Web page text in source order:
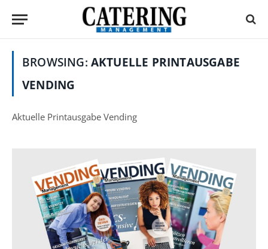
BROWSING: AKTUELLE PRINTAUSGABE
VENDING
Aktuelle Printausgabe Vending